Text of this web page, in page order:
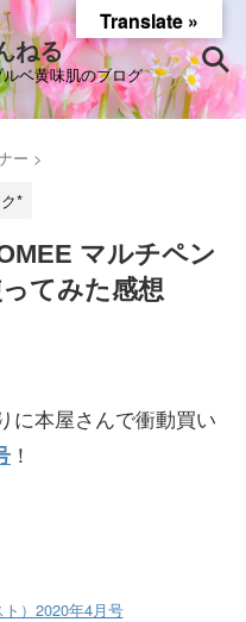
ねる
ベ黄味肌のブログ
ー >
*
マルチペン
てみた感想
に本屋さんで衝動買い
！
）2020年4月号
Translate »